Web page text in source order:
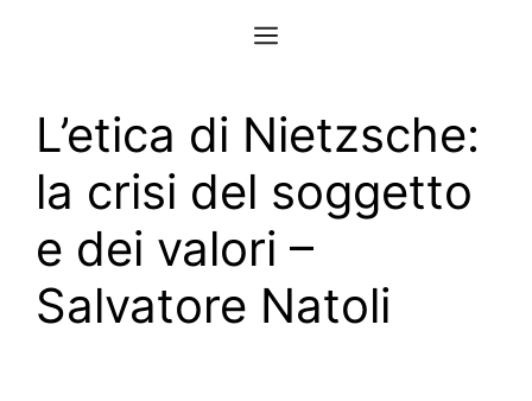
Menu
L’etica di Nietzsche:
la crisi del soggetto
e dei valori –
Salvatore Natoli